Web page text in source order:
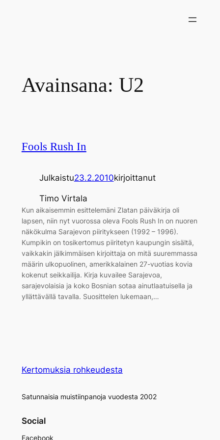
Avainsana: U2
Fools Rush In
Julkaistu23.2.2010kirjoittanut
Timo Virtala
Kun aikaisemmin esittelemäni Zlatan päiväkirja oli
lapsen, niin nyt vuorossa oleva Fools Rush In on nuoren
näkökulma Sarajevon piiritykseen (1992 – 1996).
Kumpikin on tosikertomus piiritetyn kaupungin sisältä,
vaikkakin jälkimmäisen kirjoittaja on mitä suuremmassa
määrin ulkopuolinen, amerikkalainen 27-vuotias kovia
kokenut seikkailija. Kirja kuvailee Sarajevoa,
sarajevolaisia ja koko Bosnian sotaa ainutlaatuisella ja
yllättävällä tavalla. Suosittelen lukemaan,…
Kertomuksia rohkeudesta
Satunnaisia muistiinpanoja vuodesta 2002
Social
Facebook